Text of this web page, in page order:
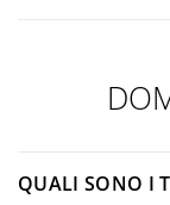
QUALI SONO I